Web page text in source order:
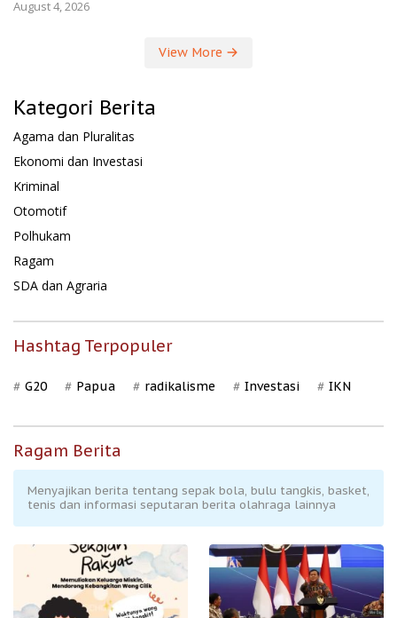
August 4, 2026
View More
Kategori Berita
Agama dan Pluralitas
Ekonomi dan Investasi
Kriminal
Otomotif
Polhukam
Ragam
SDA dan Agraria
Hashtag Terpopuler
G20 Papua radikalisme Investasi IKN
Ragam Berita
Menyajikan berita tentang sepak bola, bulu tangkis, basket,
tenis dan informasi seputaran berita olahraga lainnya